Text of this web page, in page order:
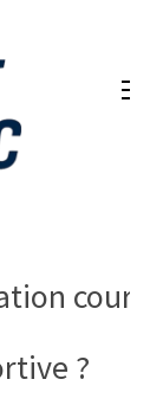
court
?